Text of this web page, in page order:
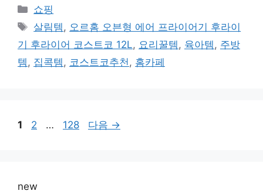
카
테
리
쇼핑
태
그
살림템 , 오르홈 오븐형 에어 프라이어기 후라이
기 후라이어 코스트코 12L, 요리꿀템 , 육아템 , 주방
템 , 집콕템 , 코스트코추천 , 홈카페
페
1
페
2 …
페
128 다음 →
new